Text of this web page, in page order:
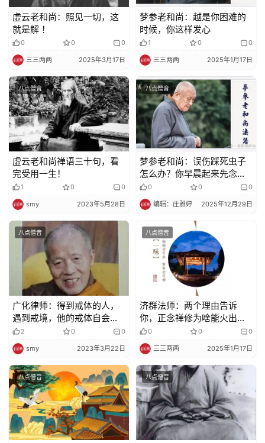
纪
录
佛
教
艺
术
政
策
法
规
免
责
声
虚云老和尚：照见一切，这
就是解 ！
0 0 0
三三两两 2025年3月17日
梦参老和尚：越是你困难的
时候，你这样发心
1 0 0
三三两两 2025年1月17日
八点僧音
虚云老和尚禅语三十句，看
完受用一生！
1 0 0
smy 2023年5月28日
八点僧音
梦参老和尚：误伤踩死虫子
怎么办？你早晨起来先念这
个偈
0 0 0
编辑：庄雅婷 2025年12月29日
八点僧音
广化律师：得到戒体的人，
遇到戒境，他的戒体自会产
生力量来防非止恶
2 0 0
smy 2023年3月22日
八点僧音
济群法师：两个理由告诉
你，正念禅修为啥能火出
圈？
0 0 0
三三两两 2025年1月17日
八点僧音 八点僧音